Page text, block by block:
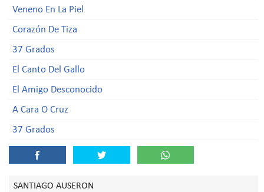
Veneno En La Piel
Corazón De Tiza
37 Grados
El Canto Del Gallo
El Amigo Desconocido
A Cara O Cruz
37 Grados
SANTIAGO AUSERON